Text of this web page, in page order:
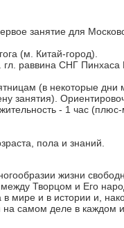
занятие для
(м. Китай-город).
раввина СНГ Пинхаса
(в некоторые дни
занятия).
- 1 час (плюс-
пола и знаний.
жизни
Творцом и Его
мире и в истории и,
на самом деле в каждом